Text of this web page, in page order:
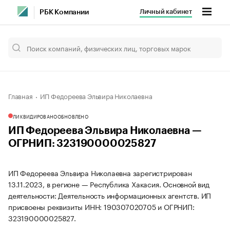
РБК Компании Личный кабинет
Главная ИП Федореева Эльвира Николаевна
ЛИКВИДИРОВАНООБНОВЛЕНО
ИП Федореева Эльвира Николаевна —
ОГРНИП: 323190000025827
ИП Федореева Эльвира Николаевна зарегистрирован
13.11.2023, в регионе — Республика Хакасия. Основной вид
деятельности: Деятельность информационных агентств. ИП
присвоены реквизиты ИНН: 190307020705 и ОГРНИП:
323190000025827.